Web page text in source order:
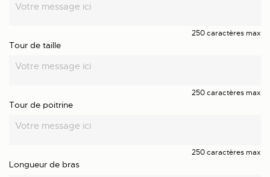
250 caractères max
Tour de taille
250 caractères max
Tour de poitrine
250 caractères max
Longueur de bras